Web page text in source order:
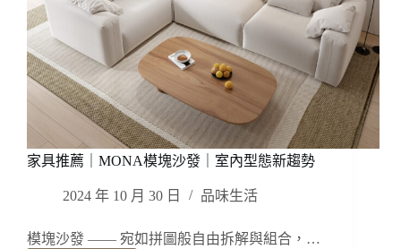
高
居
設
計
往
這
裡
家具推薦｜MONA模塊沙發｜室內型態新趨勢
2024 年 10 月 30 日 品味生活
模塊沙發 —— 宛如拼圖般自由拆解與組合，…